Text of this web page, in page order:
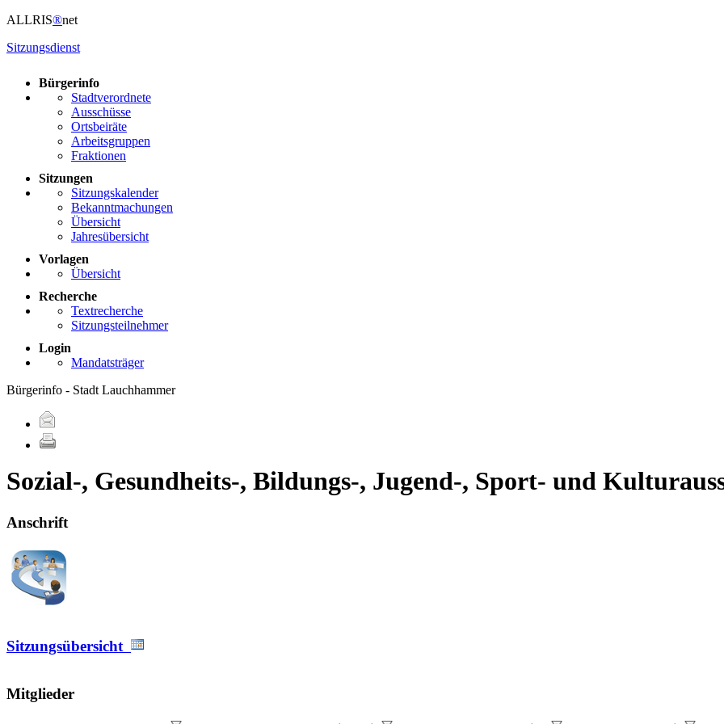
ALLRIS®net
Sitzungsdienst
Bürgerinfo
Stadtverordnete
Ausschüsse
Ortsbeiräte
Arbeitsgruppen
Fraktionen
Sitzungen
Sitzungskalender
Bekanntmachungen
Übersicht
Jahresübersicht
Vorlagen
Übersicht
Recherche
Textrecherche
Sitzungsteilnehmer
Login
Mandatsträger
Bürgerinfo - Stadt Lauchhammer
Sozial-, Gesundheits-, Bildungs-, Jugend-, Sport- und
Anschrift
Sitzungsübersicht
Mitglieder